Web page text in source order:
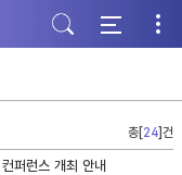
총[24]건
퍼런스 개최 안내